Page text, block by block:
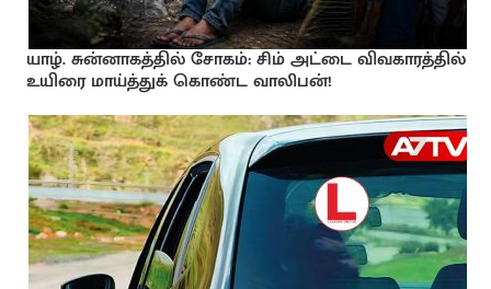
யாழ். சுன்னாகத்தில் சோகம்: சிம் அட்டை விவகாரத்தில்
உயிரை மாய்த்துக் கொண்ட வாலிபன்!